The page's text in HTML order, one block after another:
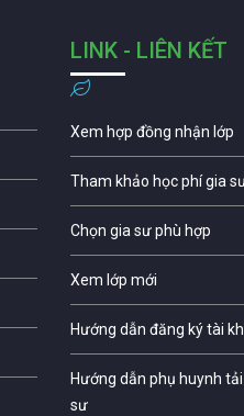
LINK - LIÊN KẾT
Xem hợp đồng nhận lớp
Tham khảo học phí gia
Chọn gia sư phù hợp
Xem lớp mới
Hướng dẫn đăng ký tài
Hướng dẫn phụ huynh
sư